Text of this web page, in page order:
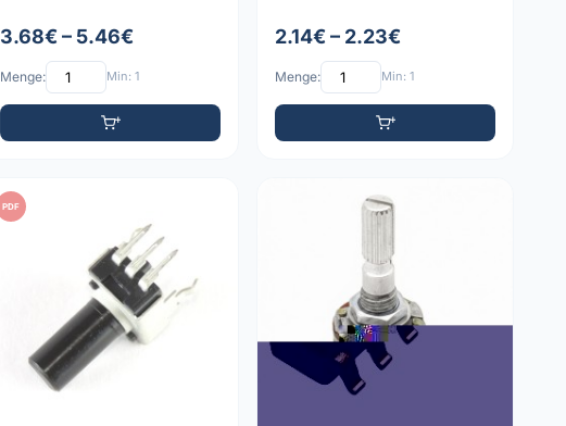
3.68€ – 5.46€
Menge: Min: 1
2.14€ – 2.23€
Menge: Min: 1
PDF